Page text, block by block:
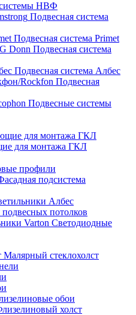
НВФ
Подвесная система
Подвесная система Primet
Подвесная система
Подвесная система Албес
Подвесная
Подвесные системы
для монтажа ГКЛ
профили
подсистема
Албес
потолков
Светодиодные
Малярный стеклохолст
обои
холст